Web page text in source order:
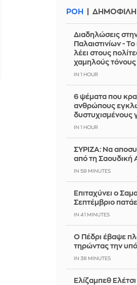
ΡΟΗ ΔΗΜΟΦΙΛΗ
Διαδηλώσεις
Παλαιστινίων -
λέει στους
χαμηλούς τόνους
IN 1 HOUR
6 ψέματα που
ανθρώπους
δυστυχισμένους
IN 1 HOUR
ΣΥΡΙΖΑ: Να
από τη Σαουδική
IN 59 MINUTES
Επιταχύνει ο
Σεπτέμβριο
IN 41 MINUTES
Ο Πέδρι έβαψε
τηρώντας την
IN 38 MINUTES
Ελίζαμπεθ